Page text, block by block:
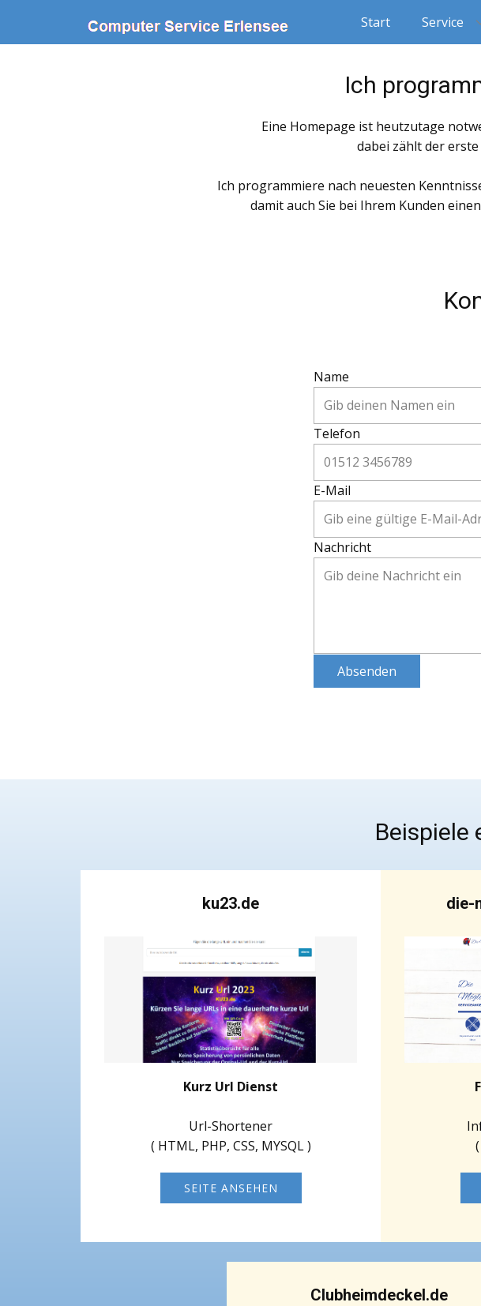
Start Service
Ich
Eine Homepage ist heutzutage
dabei zählt der
Ich programmiere nach neuesten
damit auch Sie bei Ihrem Kunden
Name
Telefon
E-Mail
Nachricht
Absenden
Beispiele
ku23.de
Kurz Url Dienst
Url-Shortener
( HTML, PHP, CSS, MYSQL )
SEITE ANSEHEN
die-
Clubheimdeckel.de